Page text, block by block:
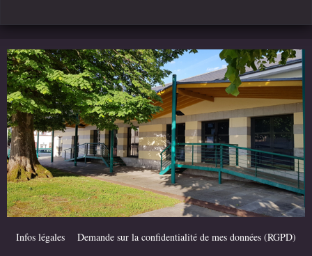
Infos légales Demande sur la confidentialité de mes données (RGPD)